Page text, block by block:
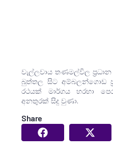
වැල්ලවාය තණමල්විල ප්‍රධාන
බුත්තල සිට අම්බලන්ගොඩ
රථයක් මාර්ගය හරහා
අනතුරක් සිදු වුණා.
Share